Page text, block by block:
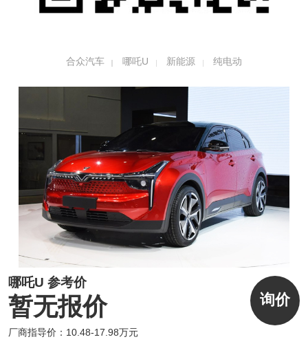
哪吒U搭载自主研发的Hozon EPT2.0恒温电池
比，让电池始终工作在15-45度的循环区间，
严寒到黑河，酷热到吐鲁番，仅有5%的里程
损耗。此外，该系统还可实时估算电池可用容
量、健康状态等关键参数，对电池进行充放电
及故障管理；车辆行驶15万公里，电池损耗在
5%以内。
合众汽车 哪吒U 新能源 纯电动
哪吒U 参考价
暂无报价
厂商指导价：10.48-17.98万元
询价